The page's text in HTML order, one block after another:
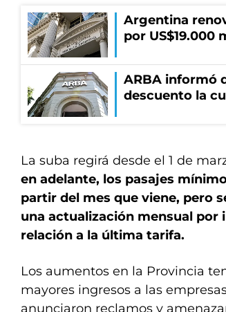
Argentina
por US$19.000
ARBA informó
descuento la
La suba regirá desde el 1 de
en adelante, los pasajes
partir del mes que viene, pero
una actualización mensual por
relación a la última tarifa.
Los aumentos en la Provincia
mayores ingresos a las
anunciaron reclamos y